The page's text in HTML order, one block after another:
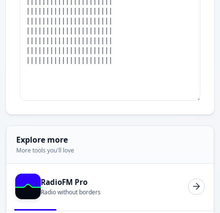
Explore more
More tools you'll love
RadioFM Pro
Radio without borders